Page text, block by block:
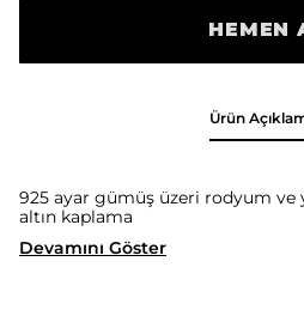
HEMEN
Ürün
925 ayar gümüş üzeri rodyum ve
altın kaplama
Devamını Göster